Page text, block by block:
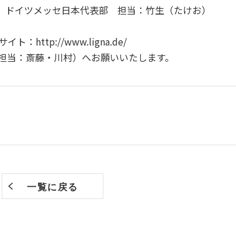
イツメッセ日本代表部 担当：竹生（たけお）
イト：http://www.ligna.de/
：斎藤・川村）へお願いいたします。
一覧に戻る